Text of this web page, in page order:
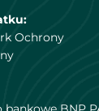
Ochrony